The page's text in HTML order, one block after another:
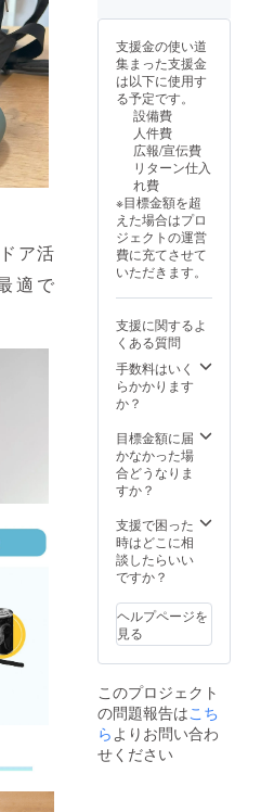
ア活
適で
定で
す。
可能性
があり
ます。
ご了承
頂いた
上でご
支援頂
けます
様お願
い致し
ます。
2025年
09月頃
からオ
ンライ
ン
ショッ
プなど
にて一
般販売
開始予
定で
ます。
支援に
より量
産効率
が向上
した場
合、正
規販売
価格が
定価格
より下
がる可
能性も
ござい
ます。
品が発
生する
可能性
があり
頂いた
上でご
支援頂
い致し
ます。
2025年
09月頃
ンライ
ン
ショッ
プなど
般販売
開始予
定で
す。
べて
料込み
の金額
になり
ます。
※ご注文
状況、
使用部
材の供
況、製
造工程
上の都
合等に
より出
荷時期
る場合
があり
ます。
※皆様の
支援に
産効率
が向上
した場
合、正
価格が
販売予
定価格
より下
能性も
ござい
ます。
生する
可能性
があり
ます。
ご了承
支援金の使い道
集まった支援金
は以下に使用す
る予定です。
設備費
人件費
広報/宣伝費
リターン仕入
れ費
※目標金額を超
えた場合はプロ
ジェクトの運営
費に充てさせて
いただきます。
支援に関するよ
くある質問
手数料はいく
らかかります
か？
目標金額に届
かなかった場
合どうなりま
すか？
支援で困った
時はどこに相
談したらいい
ですか？
ヘルプページを
見る
このプロジェクト
の問題報告はこち
ら よりお問い合わ
せください